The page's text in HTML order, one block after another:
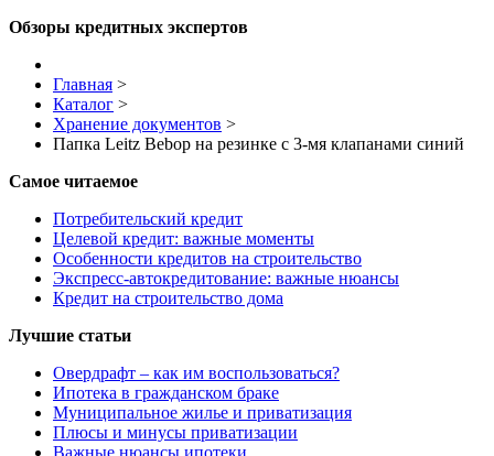
Обзоры кредитных экспертов
Главная >
Каталог >
Хранение документов >
Папка Leitz Bebop на резинке c 3-мя клапанами синий
Самое читаемое
Потребительский кредит
Целевой кредит: важные моменты
Особенности кредитов на строительство
Экспресс-автокредитование: важные нюансы
Кредит на строительство дома
Лучшие статьи
Овердрафт – как им воспользоваться?
Ипотека в гражданском браке
Муниципальное жилье и приватизация
Плюсы и минусы приватизации
Важные нюансы ипотеки